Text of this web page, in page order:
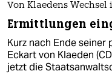
Von Klaedens
Ermittlungen
Kurz nach Ende
Eckart von Klaeden
jetzt die